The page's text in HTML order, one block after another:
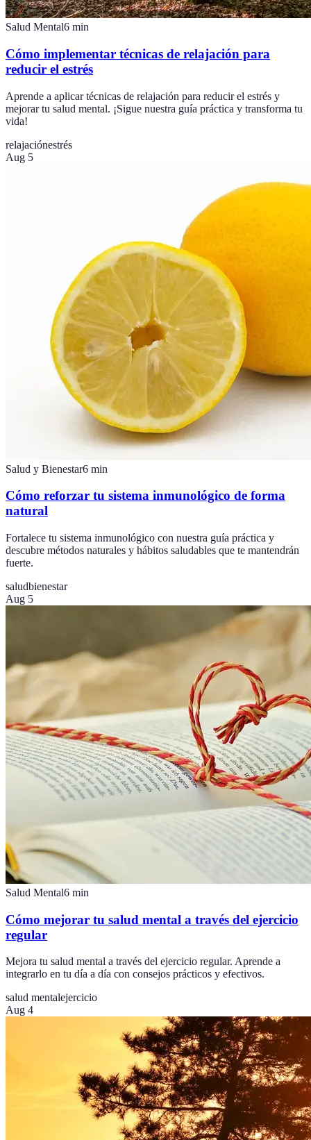
Salud Mental6 min
Cómo implementar técnicas de relajación para
reducir el estrés
Aprende a aplicar técnicas de relajación para reducir el estrés y
mejorar tu salud mental. ¡Sigue nuestra guía práctica y transforma tu
vida!
relajaciónestrés
Aug 5
Salud y Bienestar6 min
Cómo reforzar tu sistema inmunológico de forma
natural
Fortalece tu sistema inmunológico con nuestra guía práctica y
descubre métodos naturales y hábitos saludables que te mantendrán
fuerte.
saludbienestar
Aug 5
Salud Mental6 min
Cómo mejorar tu salud mental a través del ejercicio
regular
Mejora tu salud mental a través del ejercicio regular. Aprende a
integrarlo en tu día a día con consejos prácticos y efectivos.
salud mentalejercicio
Aug 4